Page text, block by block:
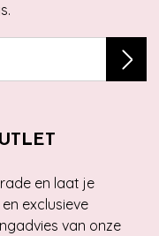
en laat je
exclusieve
van onze